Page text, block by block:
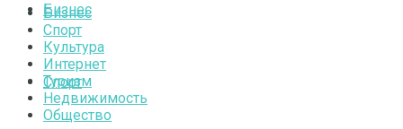
Бизнес
Спорт
Бизнес
Спорт
Культура
Интернет
Туризм
Недвижимость
Общество